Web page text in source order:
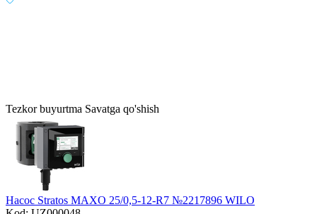
Tezkor buyurtma Savatga qo'shish
Насос Stratos MAXO 25/0,5-12-R7 №2217896 WILO